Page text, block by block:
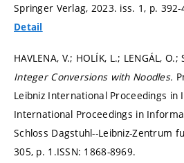
Springer Verlag, 2023. iss. 1, p. 392-
Detail
HAVLENA, V.; HOLÍK, L.; LENGÁL, O.;
Integer Conversions with Noodles.
Leibniz International Proceedings in
International Proceedings in
Schloss Dagstuhl--Leibniz-Zentrum
305, p. 1.ISSN: 1868-8969.